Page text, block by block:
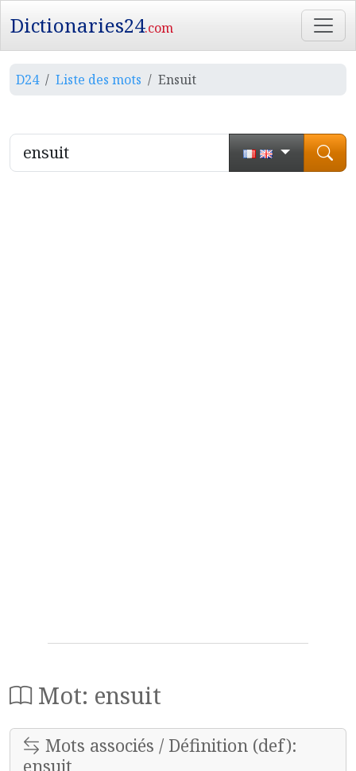
Dictionaries24.com
D24 Liste des mots Ensuit
Mot: ensuit
Mots associés / Définition (def):
ensuit